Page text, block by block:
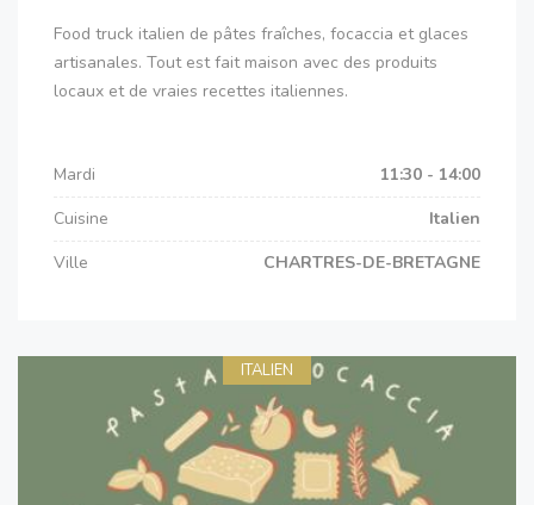
Food truck italien de pâtes fraîches, focaccia et glaces
artisanales. Tout est fait maison avec des produits
locaux et de vraies recettes italiennes.
Mardi
11:30 - 14:00
Cuisine
Italien
Ville
CHARTRES-DE-BRETAGNE
ITALIEN